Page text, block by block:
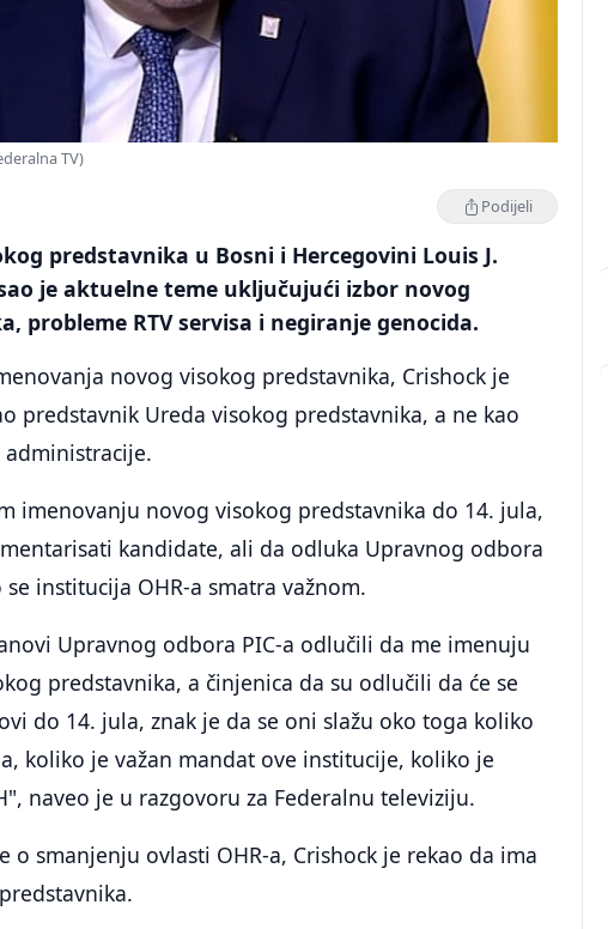
TV)
Podijeli
predstavnika u Bosni i Hercegovini Louis J.
je aktuelne teme uključujući izbor novog
probleme RTV servisa i negiranje genocida.
novog visokog predstavnika, Crishock je
predstavnik Ureda visokog predstavnika, a ne kao
imenovanju novog visokog predstavnika do 14. jula,
kandidate, ali da odluka Upravnog odbora
institucija OHR-a smatra važnom.
Upravnog odbora PIC-a odlučili da me imenuju
predstavnika, a činjenica da su odlučili da će se
do 14. jula, znak je da se oni slažu oko toga koliko
koliko je važan mandat ove institucije, koliko je
naveo je u razgovoru za Federalnu televiziju.
o smanjenju ovlasti OHR-a, Crishock je rekao da ima